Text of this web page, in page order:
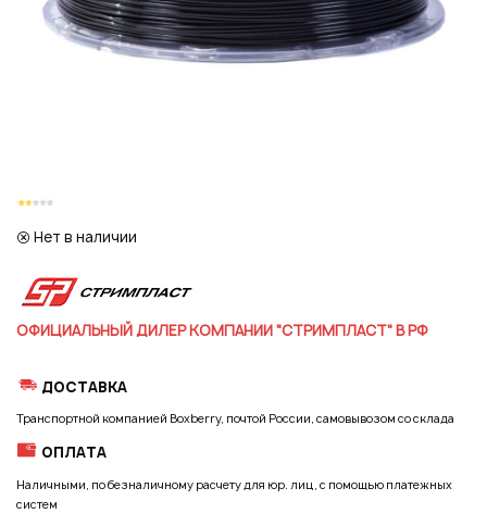
Нет в наличии
ОФИЦИАЛЬНЫЙ ДИЛЕР КОМПАНИИ "СТРИМПЛАСТ" В РФ
ДОСТАВКА
Транспортной компанией Boxberry, почтой России, самовывозом со склада
ОПЛАТА
Наличными, по безналичному расчету для юр. лиц, с помощью платежных
систем
ВОЙТИ ЧЕРЕЗ GOOGLE
Регистрация